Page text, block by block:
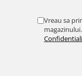
Vreau sa